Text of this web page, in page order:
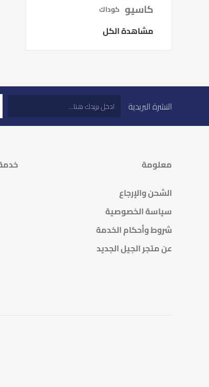
كاسيو كوداك
مشاهدة الكل
النشرة البريدية
معلومة
الشحن والإرجاع
سياسة الخصوصية
شروط وأحكام الخدمة
عن متجر الجيل الجديد